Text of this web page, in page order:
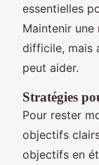
essentielles
Maintenir
difficile, mais
peut aider.
Stratégies
Pour rester
objectifs
objectifs en